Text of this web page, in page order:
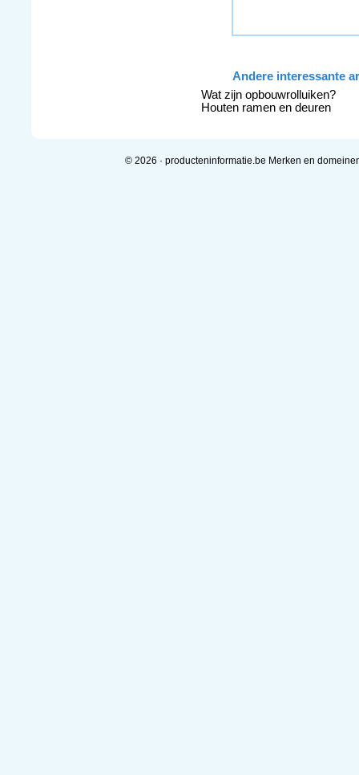
Andere interessante
Wat zijn opbouwrolluiken?
Houten ramen en deuren
© 2026 · producteninformatie.be Merken en